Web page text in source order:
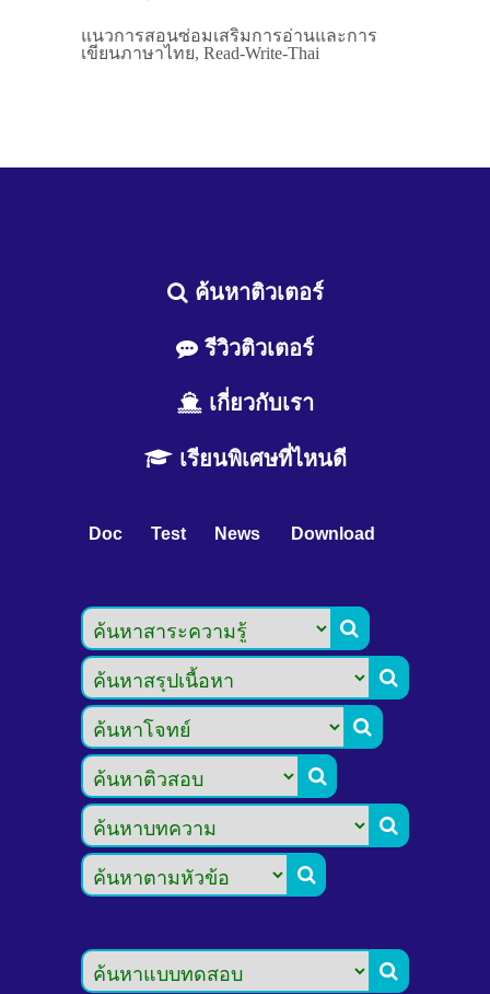
แนวการสอนซ่อมเสริมการอ่านและการ
เขียนภาษาไทย, Read-Write-Thai
ค้นหาติวเตอร์
รีวิวติวเตอร์
เกี่ยวกับเรา
เรียนพิเศษที่ไหนดี
Doc Test News Download






